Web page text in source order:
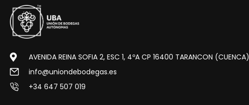
AVENIDA REINA SOFIA 2, ESC 1, 4ºA CP 16400 TARANCON (CUENCA)
info@uniondebodegas.es
+34 647 507 019